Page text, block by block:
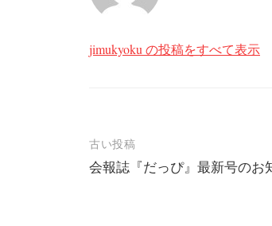
jimukyoku の投稿をすべて表示
投
稿
古い投稿
会報誌『だっぴ』最新号のお